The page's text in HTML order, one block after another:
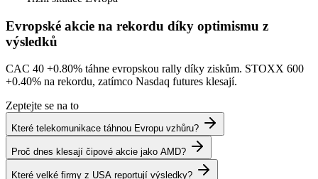
Evropské akcie na rekordu díky optimismu z
výsledků
CAC 40 +0.80% táhne evropskou rally díky ziskům. STOXX 600
+0.40% na rekordu, zatímco Nasdaq futures klesají.
Zeptejte se na to
Které telekomunikace táhnou Evropu vzhůru?
Proč dnes klesají čipové akcie jako AMD?
Které velké firmy z USA reportují výsledky?